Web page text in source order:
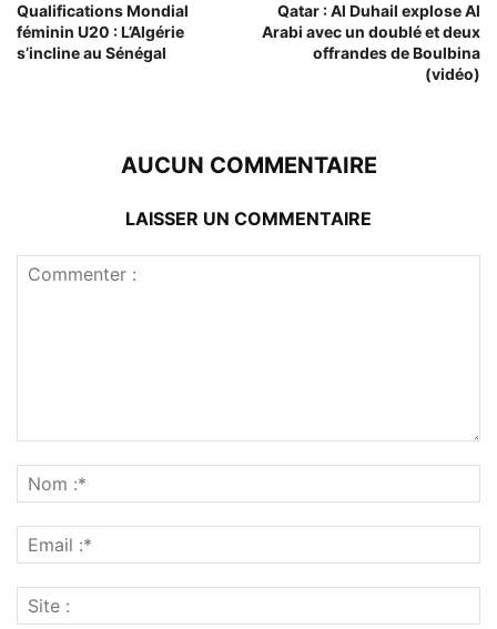
Qualifications Mondial
féminin U20 : L’Algérie
s’incline au Sénégal
Qatar : Al Duhail explose Al
Arabi avec un doublé et deux
offrandes de Boulbina
(vidéo)
AUCUN COMMENTAIRE
LAISSER UN COMMENTAIRE